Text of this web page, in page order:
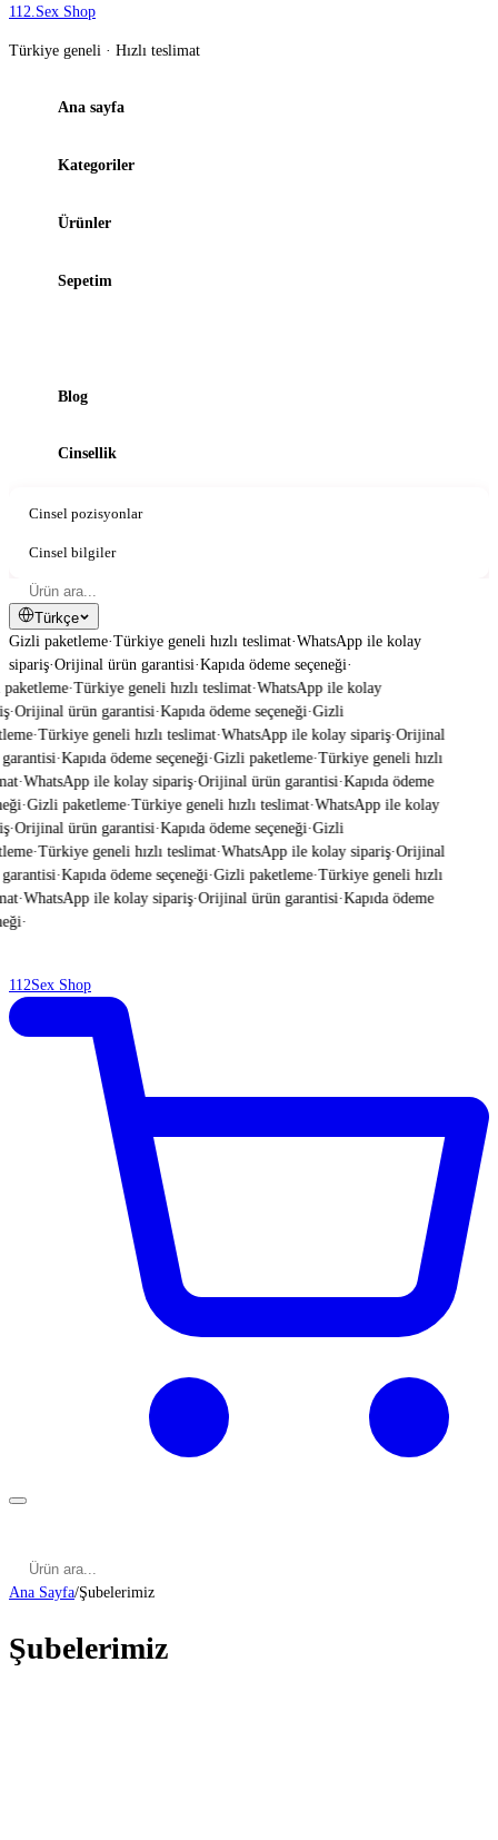
112.Sex Shop
Türkiye geneli · Hızlı teslimat
Ana sayfa
Kategoriler
Ürünler
Sepetim
Blog
Cinsellik
Cinsel pozisyonlar
Cinsel bilgiler
Türkçe
Gizli paketleme·Türkiye geneli hızlı teslimat·WhatsApp ile kolay
sipariş·Orijinal ürün garantisi·Kapıda ödeme seçeneği·
·Türkiye geneli hızlı teslimat·WhatsApp ile kolay
·Orijinal ürün garantisi·Kapıda ödeme seçeneği·Gizli
·Türkiye geneli hızlı teslimat·WhatsApp ile kolay sipariş·Orijinal
·Kapıda ödeme seçeneği·Gizli paketleme·Türkiye geneli hızlı
·WhatsApp ile kolay sipariş·Orijinal ürün garantisi·Kapıda ödeme
·Gizli paketleme·Türkiye geneli hızlı teslimat·WhatsApp ile kolay
·Orijinal ürün garantisi·Kapıda ödeme seçeneği·Gizli
·Türkiye geneli hızlı teslimat·WhatsApp ile kolay sipariş·Orijinal
·Kapıda ödeme seçeneği·Gizli paketleme·Türkiye geneli hızlı
·WhatsApp ile kolay sipariş·Orijinal ürün garantisi·Kapıda ödeme
·
112Sex Shop
Ana Sayfa/Şubelerimiz
Şubelerimiz